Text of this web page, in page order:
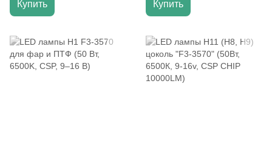
Купить Купить